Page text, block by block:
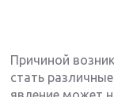
Причиной
стать